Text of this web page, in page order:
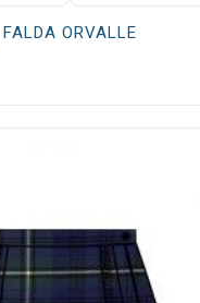
FALDA ORVALLE